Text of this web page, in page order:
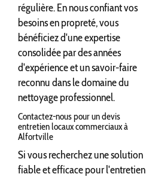
régulière. En nous confiant vos
besoins en propreté, vous
bénéficiez d'une expertise
consolidée par des années
d'expérience et un savoir-faire
reconnu dans le domaine du
nettoyage professionnel.
Contactez-nous pour un devis
entretien locaux commerciaux à
Alfortville
Si vous recherchez une solution
fiable et efficace pour l'entretien